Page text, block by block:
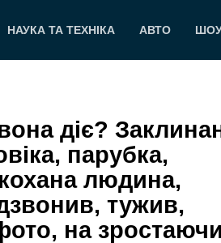
НАУКА ТА ТЕХНІКА АВТО
діє?
парубка,
людина,
тужив,
на